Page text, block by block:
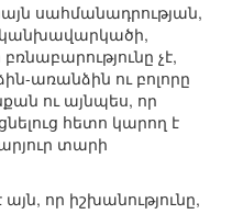
սահմանադրության,
կանխավարկածի,
չէ,
առանձին ու բոլորը
ու այնպես, որ
հետո կարող է
տարի
որ իշխանությունը,